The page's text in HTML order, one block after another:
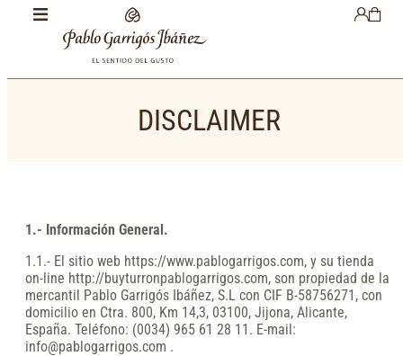
DISCLAIMER
1.- Información General.
1.1.- El sitio web https://www.pablogarrigos.com, y su tienda
on-line http://buyturronpablogarrigos.com, son propiedad de la
mercantil Pablo Garrigós Ibáñez, S.L con CIF B-58756271, con
domicilio en Ctra. 800, Km 14,3, 03100, Jijona, Alicante,
España. Teléfono: (0034) 965 61 28 11. E-mail:
info@pablogarrigos.com .